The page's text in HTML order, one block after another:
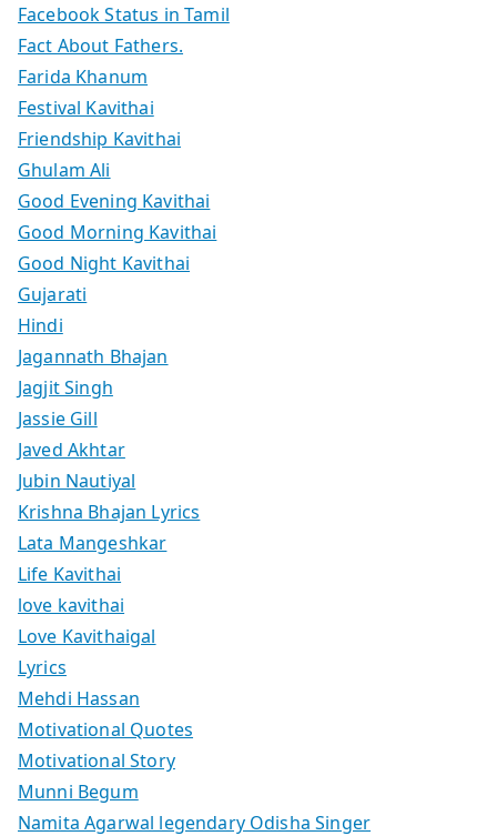
Facebook Status in Tamil
Fact About Fathers.
Farida Khanum
Festival Kavithai
Friendship Kavithai
Ghulam Ali
Good Evening Kavithai
Good Morning Kavithai
Good Night Kavithai
Gujarati
Hindi
Jagannath Bhajan
Jagjit Singh
Jassie Gill
Javed Akhtar
Jubin Nautiyal
Krishna Bhajan Lyrics
Lata Mangeshkar
Life Kavithai
love kavithai
Love Kavithaigal
Lyrics
Mehdi Hassan
Motivational Quotes
Motivational Story
Munni Begum
Namita Agarwal legendary Odisha Singer